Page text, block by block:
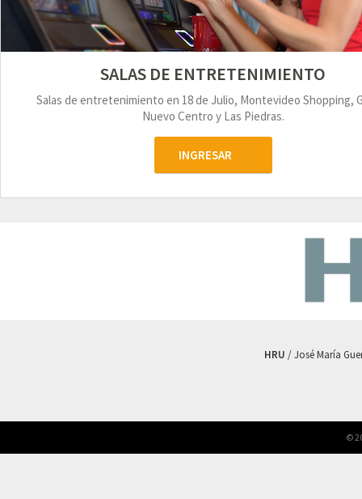
SALAS DE ENTRETENIMIENTO
Salas de entretenimiento en 18 de Julio, Montevideo Shopping,
Nuevo Centro y Las Piedras.
INGRESAR
HRU / José María
©